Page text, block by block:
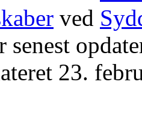
ved
senest
23.